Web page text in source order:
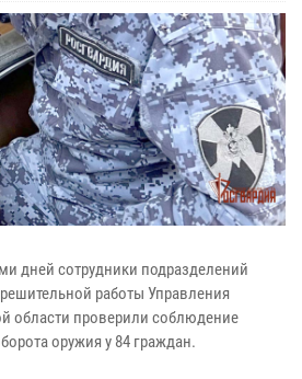
дней сотрудники подразделений
работы Управления
области проверили соблюдение
оружия у 84 граждан.